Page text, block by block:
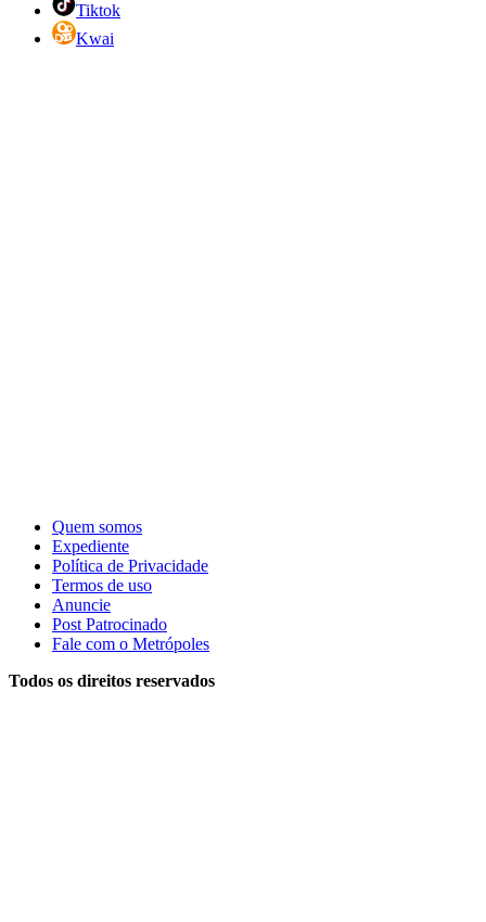
Tiktok
Kwai
Quem somos
Expediente
Política de Privacidade
Termos de uso
Anuncie
Post Patrocinado
Fale com o Metrópoles
Todos os direitos reservados